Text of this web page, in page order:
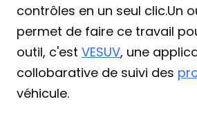
contrôles en un seul clic.Un
permet de faire ce travail
outil, c'est VESUV, une
collobarative de suivi des
véhicule.